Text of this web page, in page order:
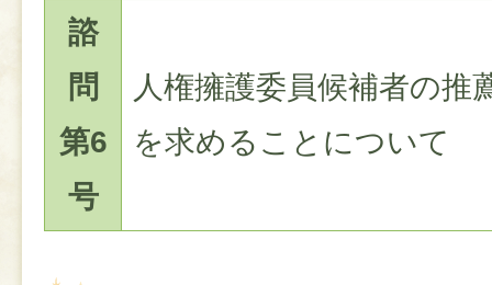
諮
問
第6
号
人権擁護委員候補者の推
を求めることについて